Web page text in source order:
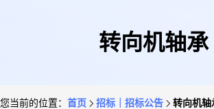
转向机轴承
您当前的位置： 首页 招标｜招标公告 转向机轴